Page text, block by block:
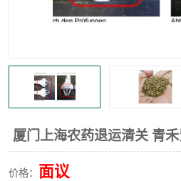
厦门上海农药退运清关 青
价格： 面议